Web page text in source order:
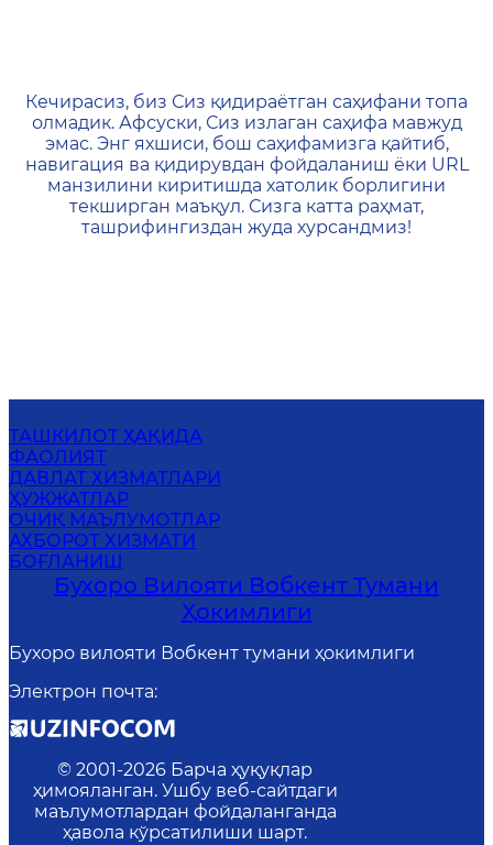
404 — Страница не
Кечирасиз, биз Сиз қидираётган саҳифани топа
олмадик. Афсуски, Сиз излаган саҳифа мавжуд
эмас. Энг яхшиси, бош саҳифамизга қайтиб,
навигация ва қидирувдан фойдаланиш ёки URL
манзилини киритишда хатолик борлигини
текширган маъқул. Сизга катта раҳмат,
ташрифингиздан жуда хурсандмиз!
ТАШКИЛОТ ҲАҚИДА
ФАОЛИЯТ
ДАВЛАТ ХИЗМАТЛАРИ
ҲУЖЖАТЛАР
ОЧИҚ МАЪЛУМОТЛАР
АХБОРОТ ХИЗМАТИ
БОҒЛАНИШ
Бухоро Вилояти Вобкент Тумани
Ҳокимлиги
Бухоро вилояти Вобкент тумани ҳокимлиги
Электрон почта:
© 2001-2026 Барча ҳуқуқлар
ҳимояланган. Ушбу веб-сайтдаги
маълумотлардан фойдаланганда
ҳавола кўрсатилиши шарт.